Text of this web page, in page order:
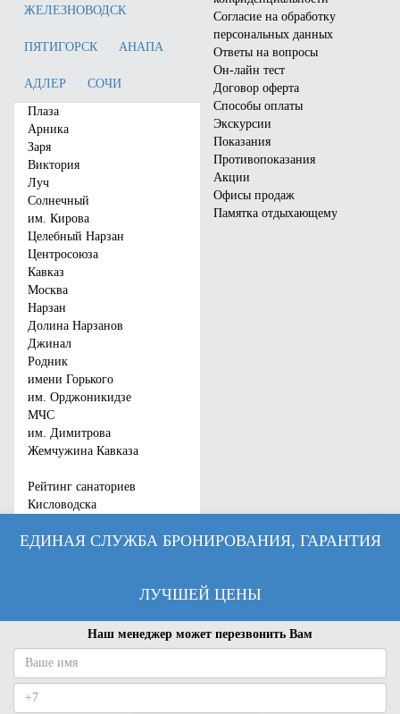
Отель «Bridge Family»
Город:
Отзывы:
Цена от:
Забронировать
Отель «Славянка»
Город:Анапа (Центр)
ЖЕЛЕЗНОВОДСК
ПЯТИГОРСК АНАПА
АДЛЕР СОЧИ
Плаза
Арника
Заря
Виктория
Луч
Солнечный
им. Кирова
Целебный Нарзан
Центросоюза
Кавказ
Москва
Нарзан
Долина Нарзанов
Джинал
Родник
имени Горького
им. Орджоникидзе
МЧС
им. Димитрова
Жемчужина Кавказа
Рейтинг санаториев
Кисловодска
Согласие на обработку
персональных данных
Ответы на вопросы
Он-лайн тест
Договор оферта
Способы оплаты
Экскурсии
Показания
Противопоказания
Акции
Офисы продаж
Памятка отдыхающему
ЕДИНАЯ СЛУЖБА БРОНИРОВАНИЯ, ГАРАНТИЯ
ЛУЧШЕЙ ЦЕНЫ
Наш менеджер может перезвонить Вам